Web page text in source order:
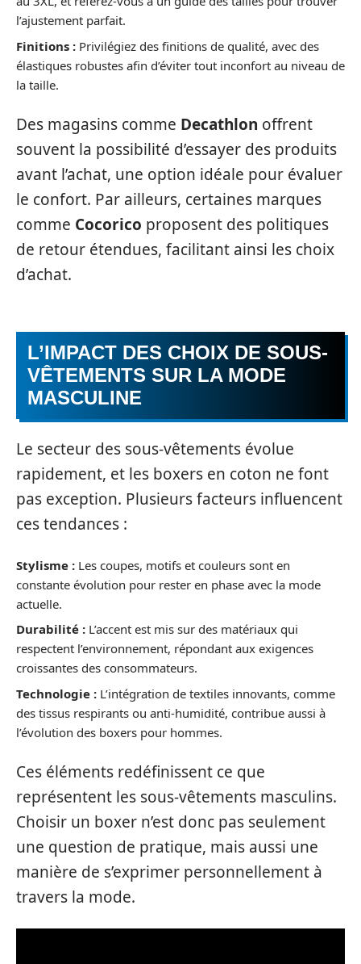
l’ajustement parfait.
Finitions : Privilégiez des finitions de qualité, avec des
élastiques robustes afin d’éviter tout inconfort au niveau de
la taille.
Des magasins comme Decathlon offrent
souvent la possibilité d’essayer des produits
avant l’achat, une option idéale pour évaluer
le confort. Par ailleurs, certaines marques
comme Cocorico proposent des politiques
de retour étendues, facilitant ainsi les choix
d’achat.
L’IMPACT DES CHOIX DE SOUS-
VÊTEMENTS SUR LA MODE
MASCULINE
Le secteur des sous-vêtements évolue
rapidement, et les boxers en coton ne font
pas exception. Plusieurs facteurs influencent
ces tendances :
Stylisme : Les coupes, motifs et couleurs sont en
constante évolution pour rester en phase avec la mode
actuelle.
Durabilité : L’accent est mis sur des matériaux qui
respectent l’environnement, répondant aux exigences
croissantes des consommateurs.
Technologie : L’intégration de textiles innovants, comme
des tissus respirants ou anti-humidité, contribue aussi à
l’évolution des boxers pour hommes.
Ces éléments redéfinissent ce que
représentent les sous-vêtements masculins.
Choisir un boxer n’est donc pas seulement
une question de pratique, mais aussi une
manière de s’exprimer personnellement à
travers la mode.